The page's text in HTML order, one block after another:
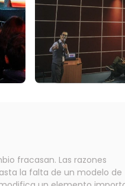
fracasan. Las razones
la falta de un modelo de